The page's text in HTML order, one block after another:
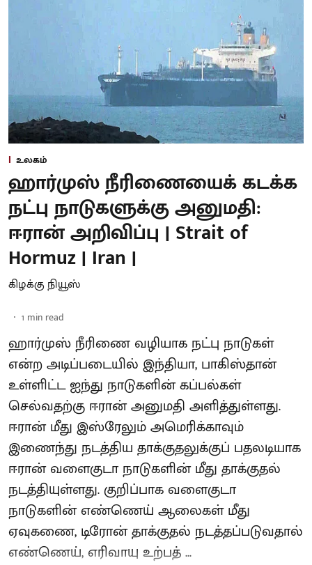
உலகம்
ஹார்முஸ் நீரிணையைக் கடக்க
நட்பு நாடுகளுக்கு அனுமதி:
ஈரான் அறிவிப்பு | Strait of
Hormuz | Iran |
கிழக்கு நியூஸ்
1 min read
ஹார்முஸ் நீரிணை வழியாக நட்பு நாடுகள்
என்ற அடிப்படையில் இந்தியா, பாகிஸ்தான்
உள்ளிட்ட ஐந்து நாடுகளின் கப்பல்கள்
செல்வதற்கு ஈரான் அனுமதி அளித்துள்ளது.
ஈரான் மீது இஸ்ரேலும் அமெரிக்காவும்
இணைந்து நடத்திய தாக்குதலுக்குப் பதலடியாக
ஈரான் வளைகுடா நாடுகளின் மீது தாக்குதல்
நடத்தியுள்ளது. குறிப்பாக வளைகுடா
நாடுகளின் எண்ணெய் ஆலைகள் மீது
ஏவுகணை, டிரோன் தாக்குதல் நடத்தப்படுவதால்
எண்ணெய், எரிவாயு உற்பத் ...